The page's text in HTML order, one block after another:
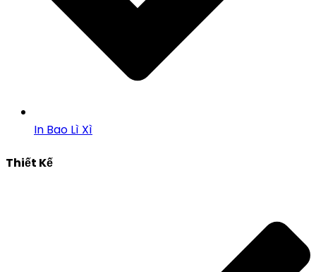
In Bao Lì Xì
Thiết Kế